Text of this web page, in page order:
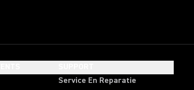
Service En Reparatie